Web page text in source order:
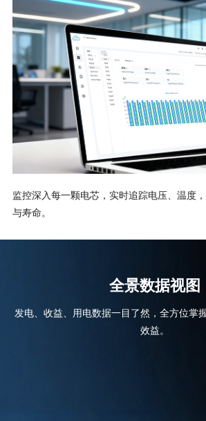
监控深入每一颗电芯，实时追踪电压、温度
与寿命。
全景数据视图
发电、收益、用电数据一目了然，全方位掌
效益。